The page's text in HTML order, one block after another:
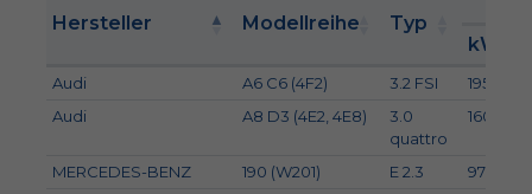
Hersteller Modellreihe Typ
kW
Audi A6 C6 (4F2) 3.2 FSI 195
Audi
A8 D3 (4E2, 4E8)
3.0
quattro
160
MERCEDES-BENZ 190 (W201) E 2.3 97